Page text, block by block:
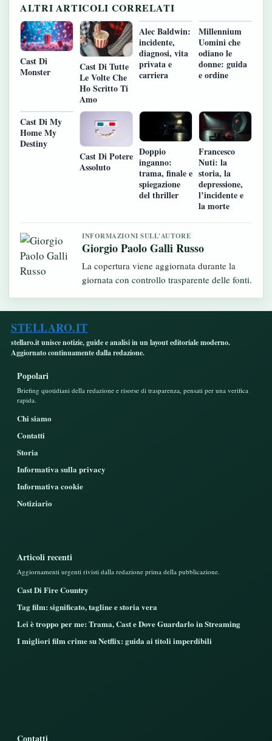
ALTRI ARTICOLI CORRELATI
Cast Di
Monster
Cast Di Tutte
Le Volte Che
Ho Scritto Ti
Amo
Alec Baldwin:
incidente,
diagnosi, vita
privata e
carriera
Millennium
Uomini che
odiano le
donne: guida
e ordine
Cast Di My
Home My
Destiny
Cast Di Potere
Assoluto
Doppio
inganno:
trama, finale e
spiegazione
del thriller
Francesco
Nuti: la
storia, la
depressione,
l’incidente e
la morte
INFORMAZIONI SULL'AUTORE
Giorgio Paolo Galli Russo
La copertura viene aggiornata durante la
giornata con controllo trasparente delle fonti.
STELLARO.IT
stellaro.it unisce notizie, guide e analisi in un layout editoriale moderno.
Aggiornato continuamente dalla redazione.
Popolari
Briefing quotidiani della redazione e risorse di trasparenza, pensati per una verifica
rapida.
Chi siamo
Contatti
Storia
Informativa sulla privacy
Informativa cookie
Notiziario
Articoli recenti
Aggiornamenti urgenti rivisti dalla redazione prima della pubblicazione.
Cast Di Fire Country
Tag film: significato, tagline e storia vera
Lei è troppo per me: Trama, Cast e Dove Guardarlo in Streaming
I migliori film crime su Netflix: guida ai titoli imperdibili
Contatti